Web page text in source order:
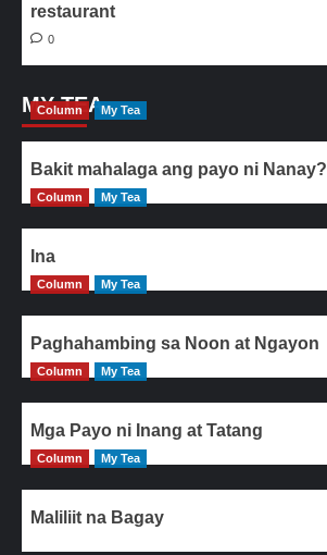
restaurant
0
MY TEA
Column My Tea
Bakit mahalaga ang payo ni Nanay?
Column My Tea
Ina
Column My Tea
Paghahambing sa Noon at Ngayon
Column My Tea
Mga Payo ni Inang at Tatang
Column My Tea
Maliliit na Bagay